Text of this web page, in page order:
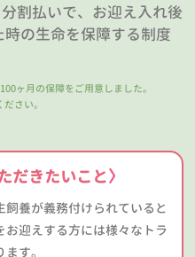
割払いで、お迎え入れ後
の生命を保障する制度
ヶ月の保障をご用意しました。
さい。
だきたいこと〉
養が義務付けられていると
迎えする方には様々なトラ
す。